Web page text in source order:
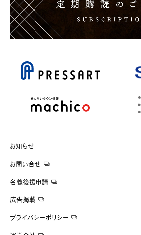
お知らせ
お問い合せ
名義後援申請
広告掲載
プライバシーポリシー